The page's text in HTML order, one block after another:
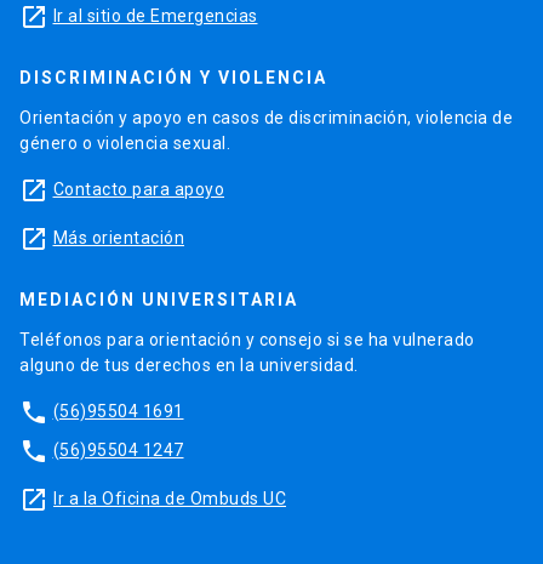
launch Ir al sitio de Emergencias
DISCRIMINACIÓN Y VIOLENCIA
Orientación y apoyo en casos de discriminación, violencia de
género o violencia sexual.
launch Contacto para apoyo
launch Más orientación
MEDIACIÓN UNIVERSITARIA
Teléfonos para orientación y consejo si se ha vulnerado
alguno de tus derechos en la universidad.
phone (56)95504 1691
phone (56)95504 1247
launch Ir a la Oficina de Ombuds UC